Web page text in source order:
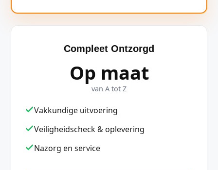
Compleet Ontzorgd
Op maat
van A tot Z
Vakkundige uitvoering
Veiligheidscheck & oplevering
Nazorg en service